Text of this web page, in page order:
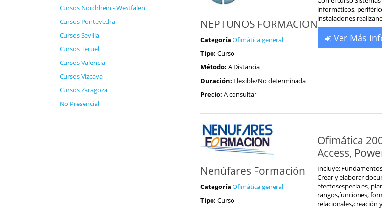
Cursos Nordrhein - Westfalen
Cursos Pontevedra
Cursos Sevilla
Cursos Teruel
Cursos Valencia
Cursos Vizcaya
Cursos Zaragoza
No Presencial
NEPTUNOS FORMACION
Categoría Ofimática general
Tipo: Curso
Método: A Distancia
Duración: Flexible/No determinada
Precio: A consultar
informáticos,
instalaciones
Ver Más
Nenúfares Formación
Categoría Ofimática general
Tipo: Curso
Ofimática
Access,
Incluye:
Crear y elaborar
efectosespeciales,
rangos,funciones,
relacionales,creación